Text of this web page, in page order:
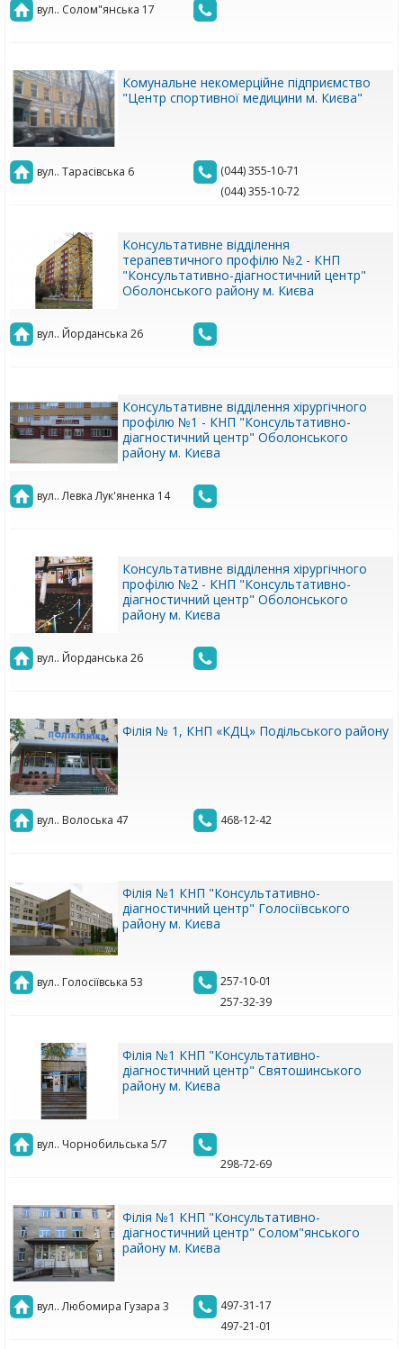
вул.. Солом"янська 17
Комунальне некомерційне підприємство
"Центр спортивної медицини м. Києва"
вул.. Тарасівська 6
(044) 355-10-71
(044) 355-10-72
Консультативне відділення
терапевтичного профілю №2 - КНП
"Консультативно-діагностичний центр"
Оболонського району м. Києва
вул.. Йорданська 26
Консультативне відділення хірургічного
профілю №1 - КНП "Консультативно-
діагностичний центр" Оболонського
району м. Києва
вул.. Левка Лук'яненка 14
Консультативне відділення хірургічного
профілю №2 - КНП "Консультативно-
діагностичний центр" Оболонського
району м. Києва
вул.. Йорданська 26
Філія № 1, КНП «КДЦ» Подільського району
вул.. Волоська 47 468-12-42
Філія №1 КНП "Консультативно-
діагностичний центр" Голосіївського
району м. Києва
вул.. Голосіївська 53
257-10-01
257-32-39
Філія №1 КНП "Консультативно-
діагностичний центр" Святошинського
району м. Києва
вул.. Чорнобильська 5/7
298-72-69
Філія №1 КНП "Консультативно-
діагностичний центр" Солом"янського
району м. Києва
вул.. Любомира Гузара 3
497-31-17
497-21-01